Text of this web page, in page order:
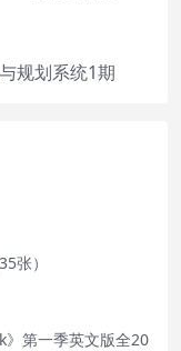
规划系统1期
张）
》第一季英文版全20